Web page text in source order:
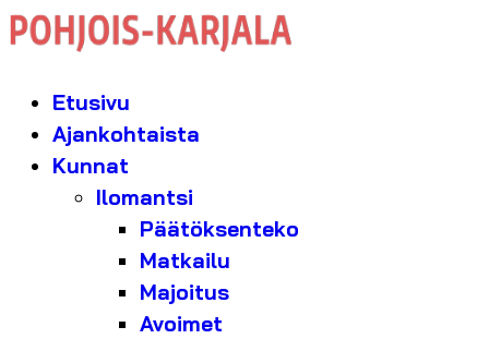
Etusivu
Ajankohtaista
Kunnat
Ilomantsi
Päätöksenteko
Matkailu
Majoitus
Avoimet